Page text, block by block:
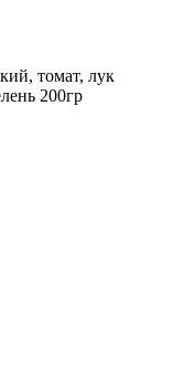
томат, лук
200гр